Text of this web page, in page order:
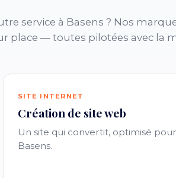
service à Basens ? Nos
place — toutes pilotées avec la
SITE INTERNET
Création de site web
Un site qui convertit, optimisé pour
Basens.